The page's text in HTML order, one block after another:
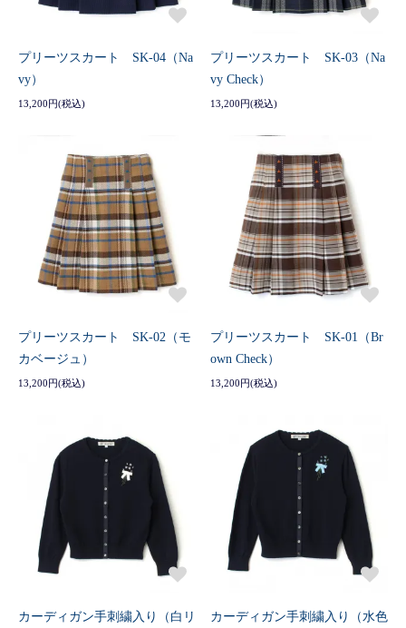
プリーツスカート SK-04（Na
vy）
13,200円(税込)
プリーツスカート SK-03（Na
vy Check）
13,200円(税込)
プリーツスカート SK-02（モ
カベージュ）
13,200円(税込)
プリーツスカート SK-01（Br
own Check）
13,200円(税込)
カーディガン手刺繍入り（白リ カーディガン手刺繍入り（水色